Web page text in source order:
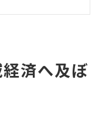
発展可能性とは
が変わる理由
済へ及ぼ